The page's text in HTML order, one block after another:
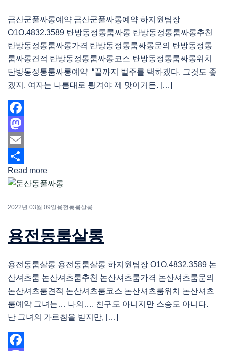
금산군풀싸롱예약 금산군풀싸롱예약 하지원팀장
O1O.4832.3589 탄방동정통룸싸롱 탄방동정통룸싸롱추천
탄방동정통룸싸롱가격 탄방동정통룸싸롱문의 탄방동정통
룸싸롱견적 탄방동정통룸싸롱코스 탄방동정통룸싸롱위치
탄방동정통룸싸롱예약 “끝까지 벌주를 택하겠다. 그것도 좋
겠지. 여자는 나름대로 튕겨야 제 맛이거든. […]
Facebook
Mastodon
Email
Share
Read more
2022년 03월 09일 용전동룸살롱
용전동룸살롱
용전동룸살롱 용전동룸살롱 하지원팀장 O1O.4832.3589 논
산셔츠룸 논산셔츠룸추천 논산셔츠룸가격 논산셔츠룸문의
논산셔츠룸견적 논산셔츠룸코스 논산셔츠룸위치 논산셔츠
룸예약 그녀는… 나의…. 친구도 아니지만 스승도 아니다.
난 그녀의 가르침을 받지만, […]